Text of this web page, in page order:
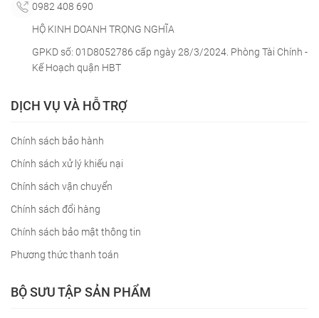
0982 408 690
HỘ KINH DOANH TRỌNG NGHĨA
GPKD số: 01D8052786 cấp ngày 28/3/2024. Phòng Tài Chính -
Kế Hoạch quận HBT
DỊCH VỤ VÀ HỖ TRỢ
Chính sách bảo hành
Chính sách xử lý khiếu nại
Chính sách vận chuyển
Chính sách đổi hàng
Chính sách bảo mật thông tin
Phương thức thanh toán
BỘ SƯU TẬP SẢN PHẨM